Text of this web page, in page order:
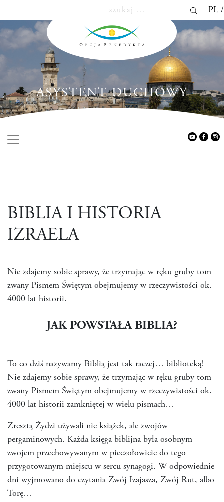
PL
ASYSTENT DUCHOWY
BIBLIA I HISTORIA
IZRAELA
Nie zdajemy sobie sprawy, że trzymając w ręku gruby tom
zwany Pismem Świętym obejmujemy w rzeczywistości ok.
4000 lat historii.
JAK POWSTAŁA BIBLIA?
To co dziś nazywamy Biblią jest tak raczej… biblioteką!
Nie zdajemy sobie sprawy, że trzymając w ręku gruby tom
zwany Pismem Świętym obejmujemy w rzeczywistości ok.
4000 lat historii zamkniętej w wielu pismach…
Zresztą Żydzi używali nie książek, ale zwojów
pergaminowych. Każda księga biblijna była osobnym
zwojem przechowywanym w pieczołowicie do tego
przygotowanym miejscu w sercu synagogi. W odpowiednie
dni wyjmowano do czytania Zwój Izajasza, Zwój Rut, albo
Torę…